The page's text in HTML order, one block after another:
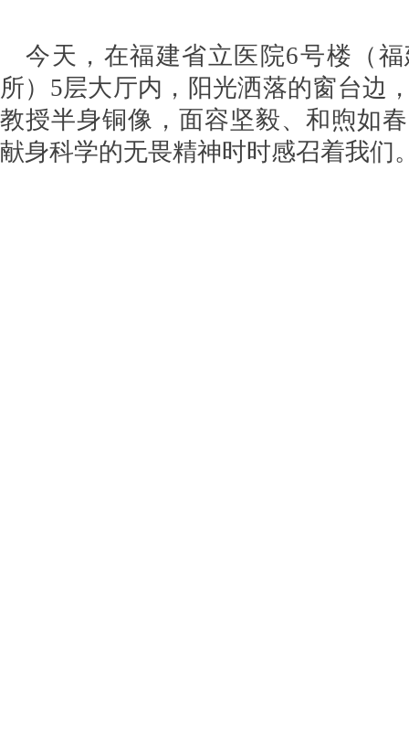
今天，在福建省立医院6号楼（
所）5层大厅内，阳光洒落的窗台边
教授半身铜像，面容坚毅、和煦如
献身科学的无畏精神时时感召着我们